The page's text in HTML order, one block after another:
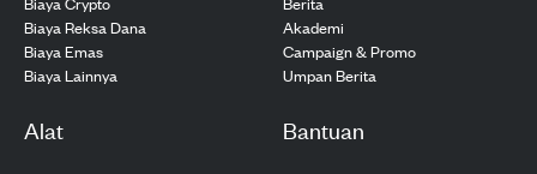
Biaya Reksa Dana
Biaya Emas
Biaya Lainnya
Akademi
Campaign & Promo
Umpan Berita
Alat Bantuan